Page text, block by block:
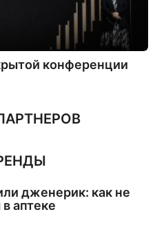
конференции
дженерик: как не
аптеке